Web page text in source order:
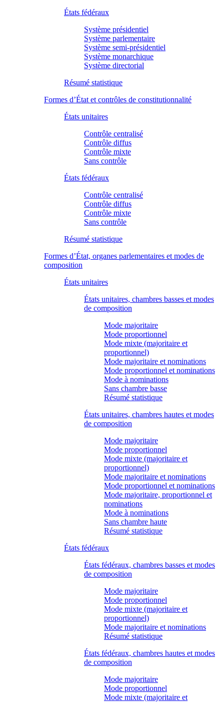
États fédéraux
Système présidentiel
Système parlementaire
Système semi-présidentiel
Système monarchique
Système directorial
Résumé statistique
Formes d’État et contrôles de constitutionnalité
États unitaires
Contrôle centralisé
Contrôle diffus
Contrôle mixte
Sans contrôle
États fédéraux
Contrôle centralisé
Contrôle diffus
Contrôle mixte
Sans contrôle
Résumé statistique
Formes d’État, organes parlementaires et modes de
composition
États unitaires
États unitaires, chambres basses et modes
de composition
Mode majoritaire
Mode proportionnel
Mode mixte (majoritaire et
proportionnel)
Mode majoritaire et nominations
Mode proportionnel et nominations
Mode à nominations
Sans chambre basse
Résumé statistique
États unitaires, chambres hautes et modes
de composition
Mode majoritaire
Mode proportionnel
Mode mixte (majoritaire et
proportionnel)
Mode majoritaire et nominations
Mode proportionnel et nominations
Mode majoritaire, proportionnel et
nominations
Mode à nominations
Sans chambre haute
Résumé statistique
États fédéraux
États fédéraux, chambres basses et modes
de composition
Mode majoritaire
Mode proportionnel
Mode mixte (majoritaire et
proportionnel)
Mode majoritaire et nominations
Résumé statistique
États fédéraux, chambres hautes et modes
de composition
Mode majoritaire
Mode proportionnel
Mode mixte (majoritaire et